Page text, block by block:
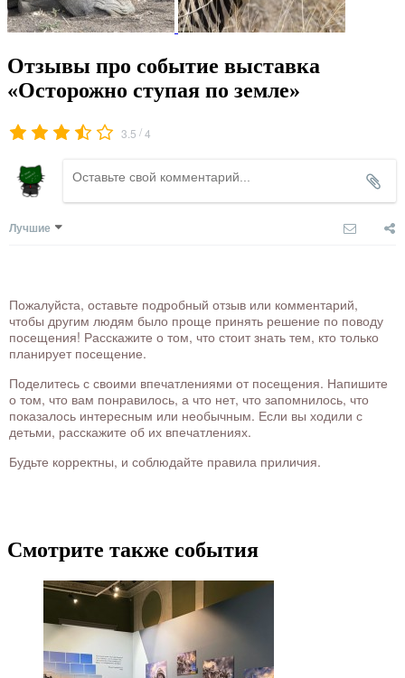
Отзывы про событие выставка
«Осторожно ступая по земле»
3.5 /4
Лучшие
Пожалуйста, оставьте подробный отзыв или комментарий,
чтобы другим людям было проще принять решение по поводу
посещения! Расскажите о том, что стоит знать тем, кто только
планирует посещение.
Поделитесь с своими впечатлениями от посещения. Напишите
о том, что вам понравилось, а что нет, что запомнилось, что
показалось интересным или необычным. Если вы ходили с
детьми, расскажите об их впечатлениях.
Будьте корректны, и соблюдайте правила приличия.
Смотрите также события